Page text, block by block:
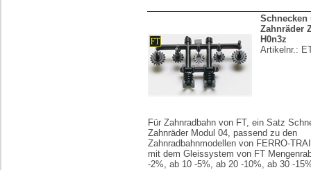
Schnecken
Zahnräder
H0n3z
Artikelnr.:
Für Zahnradbahn von FT, ein Satz
Zahnräder Modul 04, passend zu den
Zahnradbahnmodellen von FERRO-
mit dem Gleissystem von FT
-2%, ab 10 -5%, ab 20 -10%, ab 30 -